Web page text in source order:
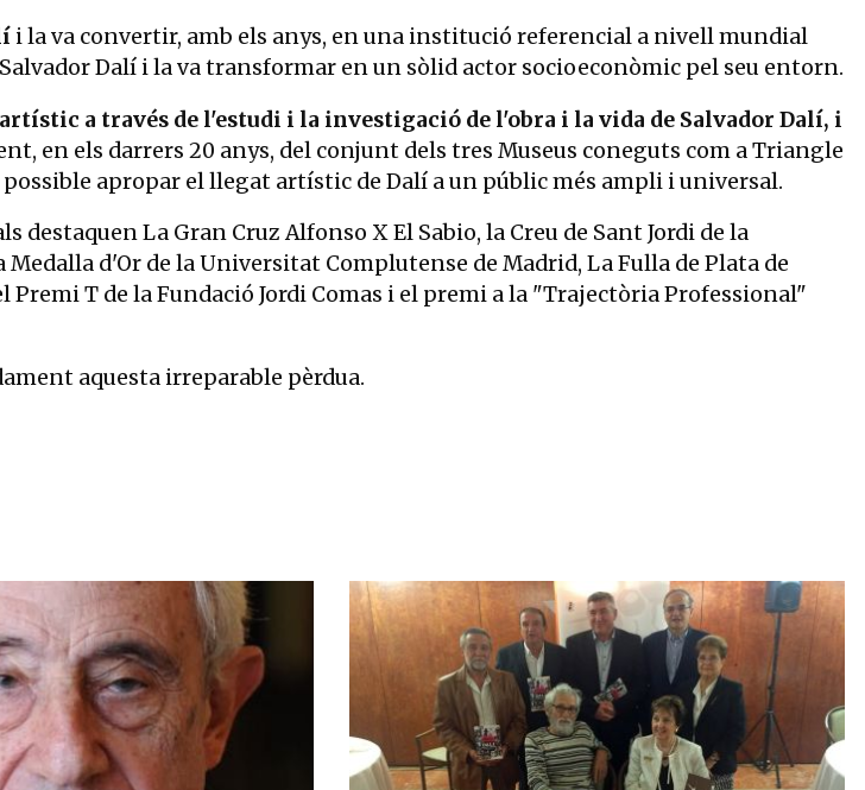
i la va convertir, amb els anys, en una institució referencial a nivell mundial
Dalí i la va transformar en un sòlid actor socioeconòmic pel seu entorn.
a través de l'estudi i la investigació de l'obra i la vida de Salvador Dalí, i
en els darrers 20 anys, del conjunt dels tres Museus coneguts com a Triangle
apropar el llegat artístic de Dalí a un públic més ampli i universal.
destaquen La Gran Cruz Alfonso X El Sabio, la Creu de Sant Jordi de la
d'Or de la Universitat Complutense de Madrid, La Fulla de Plata de
T de la Fundació Jordi Comas i el premi a la "Trajectòria Professional"
aquesta irreparable pèrdua.